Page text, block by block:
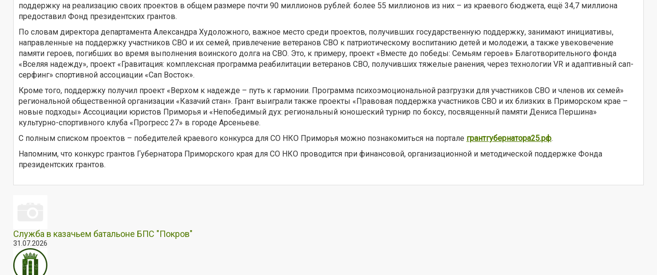
поддержку на реализацию своих проектов в общем размере почти 90 миллионов рублей: более 55 миллионов из них – из краевого бюджета, ещё 34,7 миллиона
предоставил Фонд президентских грантов.
По словам директора департамента Александра Худоложного, важное место среди проектов, получивших государственную поддержку, занимают инициативы,
направленные на поддержку участников СВО и их семей, привлечение ветеранов СВО к патриотическому воспитанию детей и молодежи, а также увековечение
памяти героев, погибших во время выполнения воинского долга на СВО. Это, к примеру, проект «Вместе до победы: Семьям героев» Благотворительного фонда
«Вселяя надежду», проект «Гравитация: комплексная программа реабилитации ветеранов СВО, получивших тяжелые ранения, через технологии VR и адаптивный сап-
серфинг» спортивной ассоциации «Сап Восток».
Кроме того, поддержку получил проект «Верхом к надежде – путь к гармонии. Программа психоэмоциональной разгрузки для участников СВО и членов их семей»
региональной общественной организации «Казачий стан». Грант выиграли также проекты «Правовая поддержка участников СВО и их близких в Приморском крае –
новые подходы» Ассоциации юристов Приморья и «Непобедимый дух: региональный юношеский турнир по боксу, посвященный памяти Дениса Першина»
культурно-спортивного клуба «Прогресс 27» в городе Арсеньеве.
С полным списком проектов – победителей краевого конкурса для СО НКО Приморья можно познакомиться на портале грантгубернатора25.рф.
Напомним, что конкурс грантов Губернатора Приморского края для СО НКО проводится при финансовой, организационной и методической поддержке Фонда
президентских грантов.
Служба в казачьем батальоне БПС "Покров"
31.07.2026